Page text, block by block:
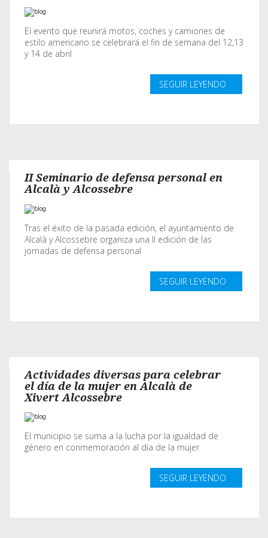
El evento que reunirá motos, coches y camiones de
estilo americano se celebrará el fin de semana del 12,13
y 14 de abril
SEGUIR LEYENDO
II Seminario de defensa personal en
Alcalà y Alcossebre
Tras el éxito de la pasada edición, el ayuntamiento de
Alcalà y Alcossebre organiza una II edición de las
jornadas de defensa personal
SEGUIR LEYENDO
Actividades diversas para celebrar
el día de la mujer en Alcalà de
Xivert Alcossebre
El municipio se suma a la lucha por la igualdad de
género en conmemoración al día de la mujer
SEGUIR LEYENDO